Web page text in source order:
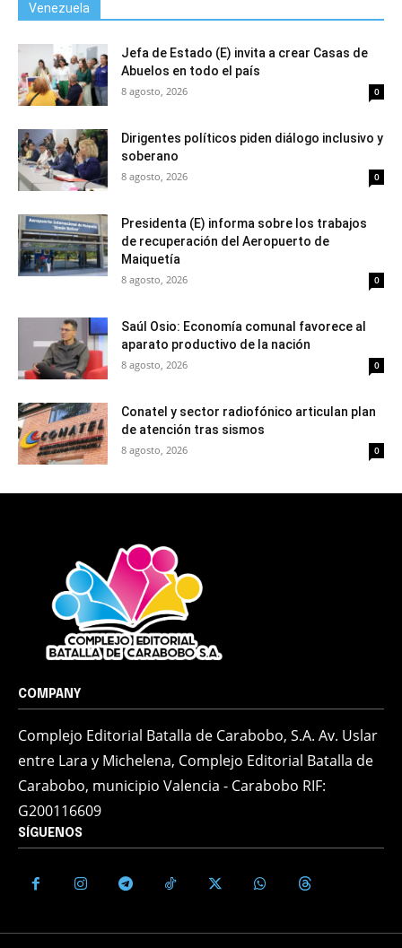
Venezuela
Jefa de Estado (E) invita a crear Casas de
Abuelos en todo el país
8 agosto, 2026 0
Dirigentes políticos piden diálogo inclusivo y
soberano
8 agosto, 2026 0
Presidenta (E) informa sobre los trabajos
de recuperación del Aeropuerto de
Maiquetía
8 agosto, 2026 0
Saúl Osio: Economía comunal favorece al
aparato productivo de la nación
8 agosto, 2026 0
Conatel y sector radiofónico articulan plan
de atención tras sismos
8 agosto, 2026 0
COMPANY
Complejo Editorial Batalla de Carabobo, S.A. Av. Uslar
entre Lara y Michelena, Complejo Editorial Batalla de
Carabobo, municipio Valencia - Carabobo RIF:
G200116609
SÍGUENOS